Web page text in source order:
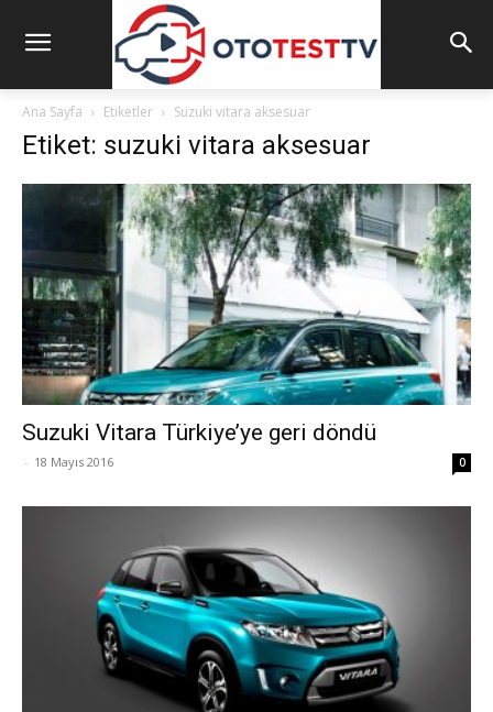
Ana Sayfa Etiketler Suzuki vitara aksesuar
Etiket: suzuki vitara aksesuar
Suzuki Vitara Türkiye’ye geri döndü
- 18 Mayıs 2016 0